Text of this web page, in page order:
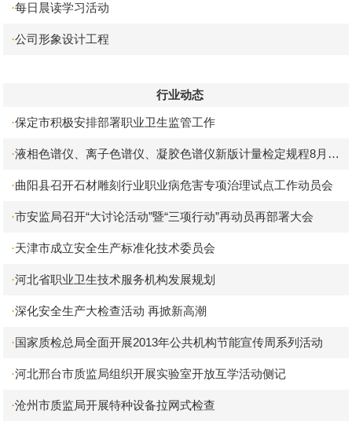
·每日晨读学习活动
·公司形象设计工程
行业动态
·保定市积极安排部署职业卫生监管工作
·液相色谱仪、离子色谱仪、凝胶色谱仪新版计量检定规程8月实
施
·曲阳县召开石材雕刻行业职业病危害专项治理试点工作动员会
·市安监局召开“大讨论活动”暨“三项行动”再动员再部署大会
·天津市成立安全生产标准化技术委员会
·河北省职业卫生技术服务机构发展规划
·深化安全生产大检查活动 再掀新高潮
·国家质检总局全面开展2013年公共机构节能宣传周系列活动
·河北邢台市质监局组织开展实验室开放互学活动侧记
·沧州市质监局开展特种设备拉网式检查